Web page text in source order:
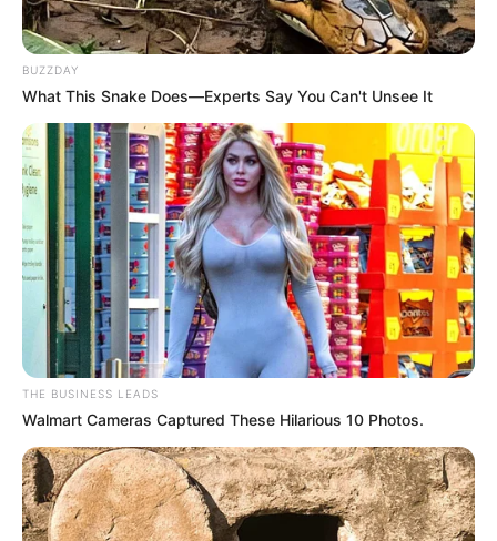
Play
00:00
Mute
BUZZDAY
What This Snake Does—Experts Say You Can't Unsee It
THE BUSINESS LEADS
Walmart Cameras Captured These Hilarious 10 Photos.